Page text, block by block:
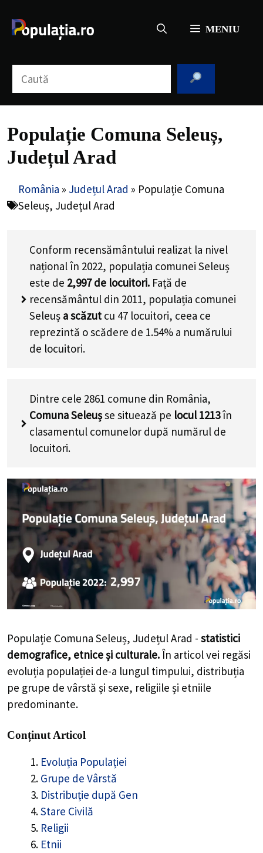
conținut
MENIU
Populație Comuna Seleuș,
Județul Arad
România » Județul Arad » Populație Comuna
Seleuș, Județul Arad
Conform recensământului realizat la nivel
național în 2022, populația comunei Seleuș
este de 2,997de locuitori. Față de
recensământul din 2011, populația comunei
Seleuș a scăzut cu 47 locuitori, ceea ce
reprezintă o scădere de 1.54% a numărului
de locuitori.
Dintre cele 2861 comune din România,
Comuna Seleușse situează pe locul 1213în
clasamentul comunelor după numărul de
locuitori.
Populație Comuna Seleuș, Județul Arad - statistici
demografice, etnice și culturale.În articol vei regăsi
evoluția populației de-a lungul timpului, distribuția
pe grupe de vârstă și sexe, religiile și etniile
predominante.
Conținut Articol
Evoluția Populației
Grupe de Vârstă
Distribuție după Gen
Stare Civilă
Religii
Etnii